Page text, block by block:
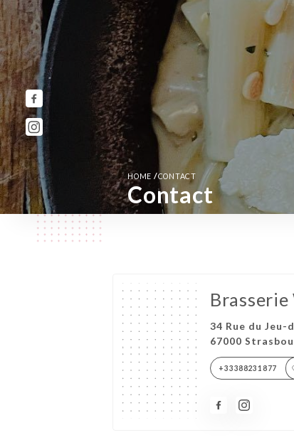
HOME /CONTACT
Contact
34 Rue du Jeu-
67000
+33388231877